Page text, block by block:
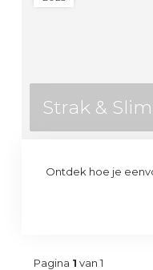
Strak &
Ontdek hoe je
Pagina 1 van 1